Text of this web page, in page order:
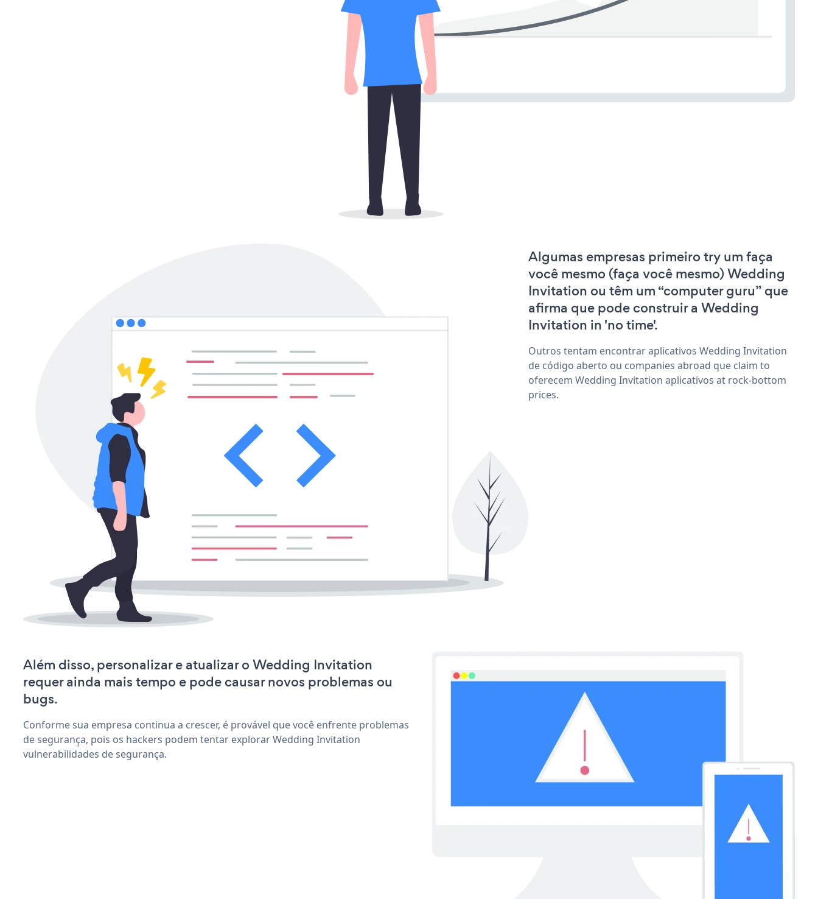
Algumas empresas primeiro try um faça
você mesmo (faça você mesmo) Wedding
Invitation ou têm um “computer guru” que
afirma que pode construir a Wedding
Invitation in 'no time'.
Outros tentam encontrar aplicativos Wedding Invitation
de código aberto ou companies abroad que claim to
oferecem Wedding Invitation aplicativos at rock-bottom
prices.
Além disso, personalizar e atualizar o Wedding Invitation
requer ainda mais tempo e pode causar novos problemas ou
bugs.
Conforme sua empresa continua a crescer, é provável que você enfrente problemas
de segurança, pois os hackers podem tentar explorar Wedding Invitation
vulnerabilidades de segurança.